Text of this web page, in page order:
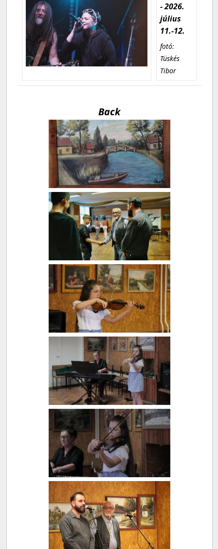
- 2026.
július
11.-12.
fotó:
Tüskés
Tibor
Back